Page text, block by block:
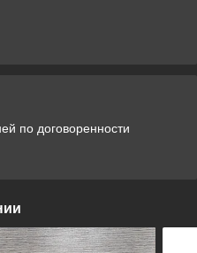
по договоренности